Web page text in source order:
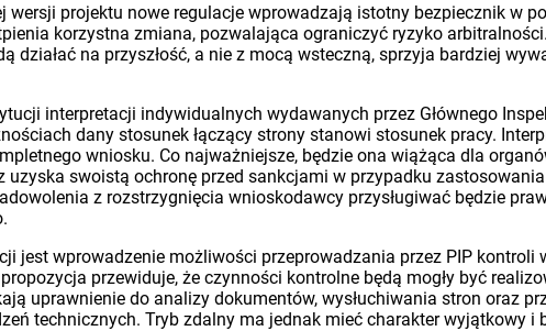
wersji projektu nowe regulacje wprowadzają istotny bezpiecznik w
korzystna zmiana, pozwalająca ograniczyć ryzyko
działać na przyszłość, a nie z mocą wsteczną, sprzyja bardziej
interpretacji indywidualnych wydawanych przez Głównego
dany stosunek łączący strony stanowi stosunek pracy.
wniosku. Co najważniejsze, będzie ona wiążąca dla
uzyska swoistą ochronę przed sankcjami w przypadku
z rozstrzygnięcia wnioskodawcy przysługiwać będzie
jest wprowadzenie możliwości przeprowadzania przez PIP
przewiduje, że czynności kontrolne będą mogły być
uprawnienie do analizy dokumentów, wysłuchiwania stron oraz
technicznych. Tryb zdalny ma jednak mieć charakter wyjątkowy i